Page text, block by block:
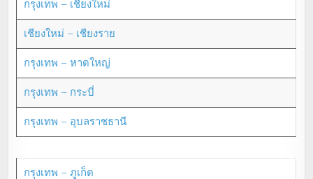
กรุงเทพ – เชียงใหม่
เชียงใหม่ – เชียงราย
กรุงเทพ – หาดใหญ่
กรุงเทพ – กระบี่
กรุงเทพ – อุบลราชธานี
กรุงเทพ – ภูเก็ต